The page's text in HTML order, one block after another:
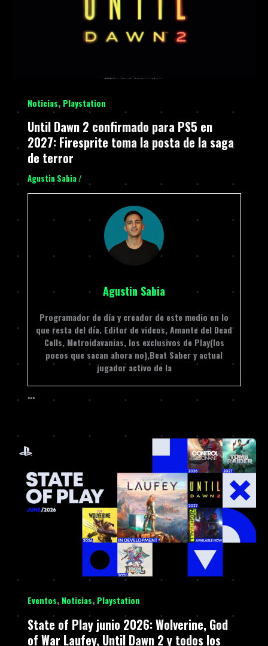
Noticias, Playstation
Until Dawn 2 confirmado para PS5 en
2027: Firesprite toma la posta de la saga
de terror
Agustin Sabia/
Agustin Sabia
Programador de día y creador de este medio en lo
que resta del día. Editor de videos, Amante del Dead
Cells, Metroidavanias, los exclusivos de Play(los
pocos que sacan ahora no),Beat Saber y actual
jugador activo de la
…
Eventos, Noticias, Playstation
State of Play junio 2026: Wolverine, God
of War Laufey, Until Dawn 2 y todos los